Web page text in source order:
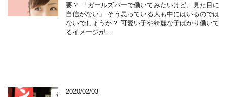
要？ 「ガールズバーで働いてみたいけど、見た目に
自信がない」 そう思っている人も中にはいるのでは
ないでしょうか？ 可愛い子や綺麗な子ばかり働いて
るイメージが …
2020/02/03